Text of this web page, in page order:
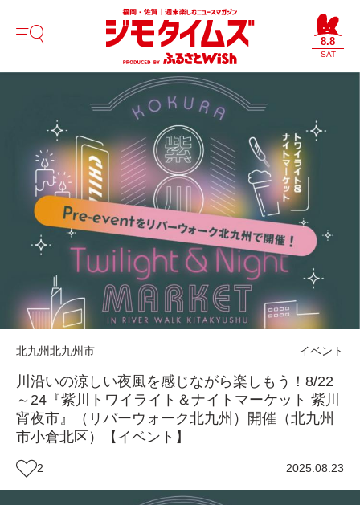
8.8
SAT
北九州北九州市 イベント
川沿いの涼しい夜風を感じながら楽しもう！8/22
～24『紫川トワイライト＆ナイトマーケット 紫川
宵夜市』（リバーウォーク北九州）開催（北九州
市小倉北区）【イベント】
2 2025.08.23